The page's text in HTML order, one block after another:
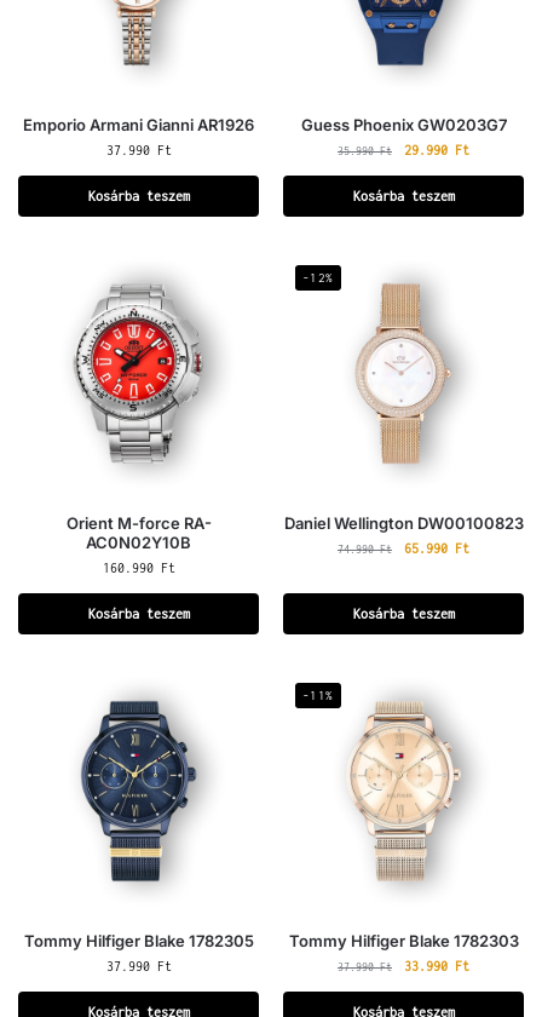
Emporio Armani Gianni AR1926
37.990 Ft
Kosárba teszem
Guess Phoenix GW0203G7
35.990Ft 29.990 Ft
Kosárba teszem
Orient M-force RA-
AC0N02Y10B
160.990 Ft
Kosárba teszem
-12%
Daniel Wellington DW00100823
74.990Ft 65.990 Ft
Kosárba teszem
Tommy Hilfiger Blake 1782305
37.990 Ft
Kosárba teszem
-11%
Tommy Hilfiger Blake 1782303
37.990Ft 33.990 Ft
Kosárba teszem